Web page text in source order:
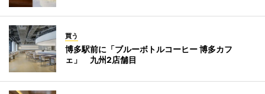
買う
博多駅前に「ブルーボトルコーヒー 博多カフ
ェ」 九州2店舗目